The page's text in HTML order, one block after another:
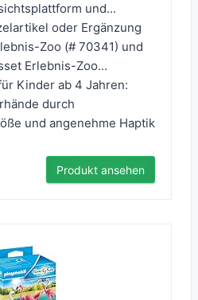
und...
oder Ergänzung
Zoo (# 70341) und
Erlebnis-Zoo...
Kinder ab 4 Jahren:
durch
und angenehme Haptik
Produkt ansehen